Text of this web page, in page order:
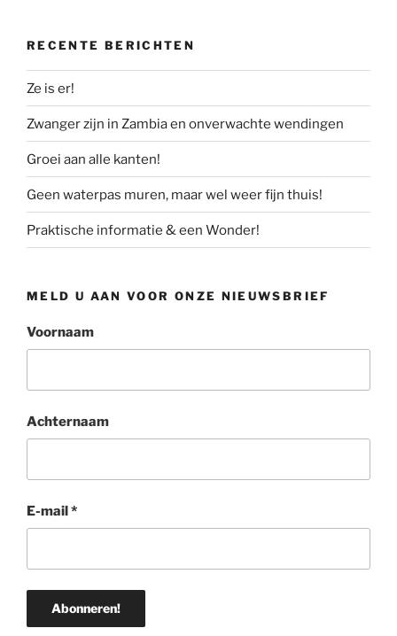
RECENTE BERICHTEN
Ze is er!
Zwanger zijn in Zambia en onverwachte wendingen
Groei aan alle kanten!
Geen waterpas muren, maar wel weer fijn thuis!
Praktische informatie & een Wonder!
MELD U AAN VOOR ONZE NIEUWSBRIEF
Voornaam
Achternaam
E-mail*